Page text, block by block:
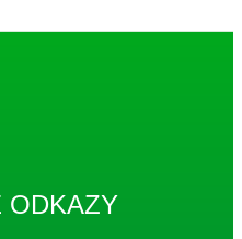
ODKAZY